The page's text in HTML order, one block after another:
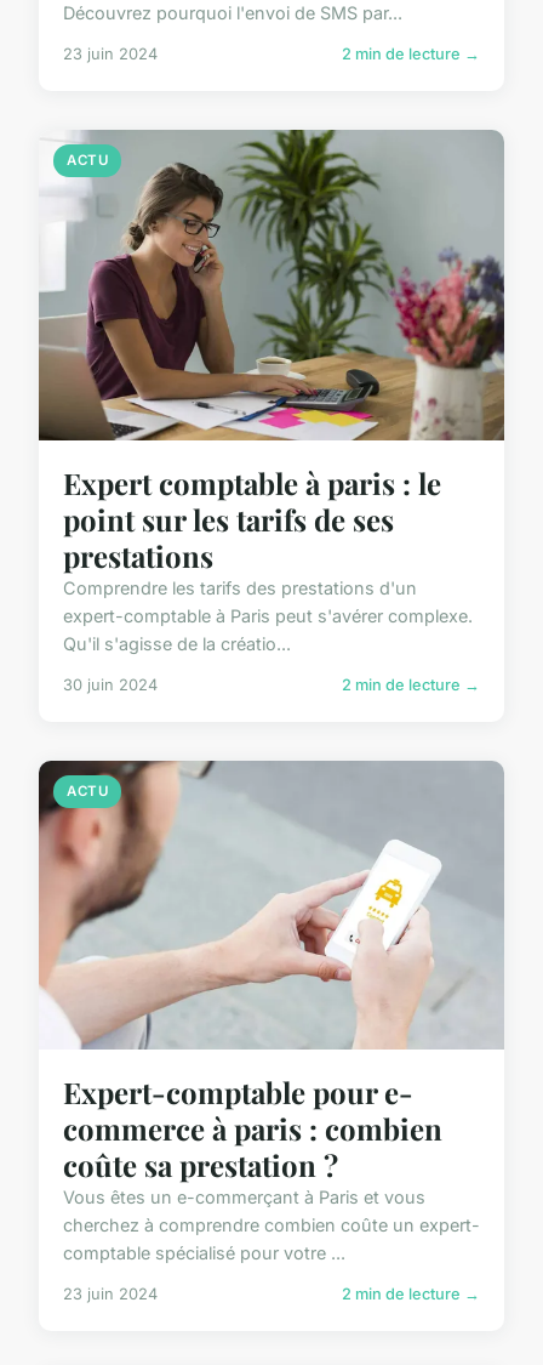
Découvrez pourquoi l'envoi de SMS par...
23 juin 2024 2 min de lecture →
ACTU
Expert comptable à paris : le
point sur les tarifs de ses
prestations
Comprendre les tarifs des prestations d'un
expert-comptable à Paris peut s'avérer complexe.
Qu'il s'agisse de la créatio...
30 juin 2024 2 min de lecture →
ACTU
Expert-comptable pour e-
commerce à paris : combien
coûte sa prestation ?
Vous êtes un e-commerçant à Paris et vous
cherchez à comprendre combien coûte un expert-
comptable spécialisé pour votre ...
23 juin 2024 2 min de lecture →